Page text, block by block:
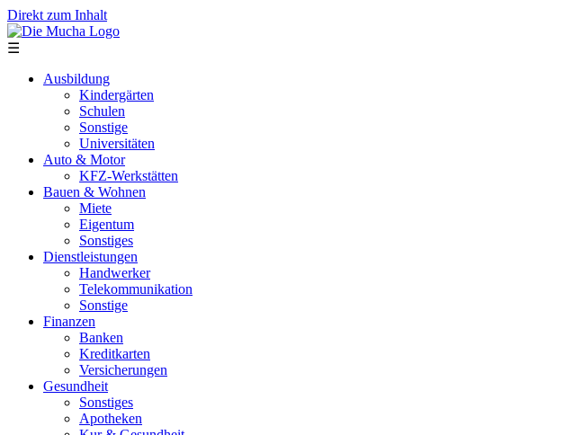
Direkt zum Inhalt
☰
Ausbildung
Kindergärten
Schulen
Sonstige
Universitäten
Auto & Motor
KFZ-Werkstätten
Bauen & Wohnen
Miete
Eigentum
Sonstiges
Dienstleistungen
Handwerker
Telekommunikation
Sonstige
Finanzen
Banken
Kreditkarten
Versicherungen
Gesundheit
Sonstiges
Apotheken